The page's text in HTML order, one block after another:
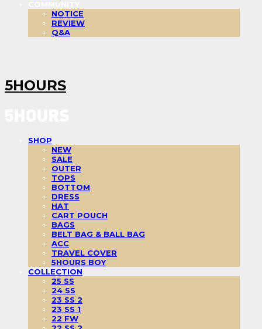
NOTICE
REVIEW
Q&A
5HOURS
SHOP
NEW
SALE
OUTER
TOPS
BOTTOM
DRESS
HAT
CART POUCH
BAGS
BELT BAG & BALL BAG
ACC
TRAVEL COVER
5HOURS BOY
COLLECTION
25 SS
24 SS
23 SS 2
23 SS 1
22 FW